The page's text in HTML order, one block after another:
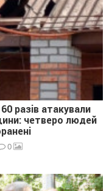
разів атакували
четверо людей
0